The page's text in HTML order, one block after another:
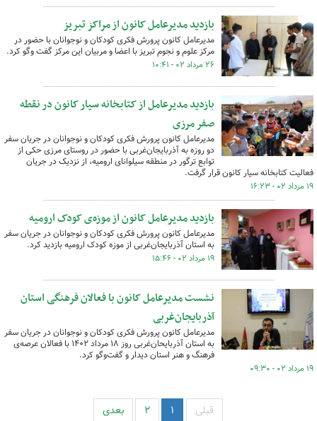
بازدید مدیرعامل کانون از مراکز تبریز
مدیرعامل کانون پرورش فکری کودکان و نوجوانان با حضور در
مرکز علوم و نجوم تبریز با اعضا و مربیان این مرکز گفت وگو کرد.
۲۶ مرداد ۰۲ - ۱۰:۴۱
بازدید مدیرعامل از کتابخانه سیار کانون در نقطه
صفر مرزی
مدیرعامل کانون پرورش فکری کودکان و نوجوانان در جریان سفر
دو روزه به آذربایجان‌غربی با حضور در روستای مرزی حکی از
توابع ترگور در منطقه سیلوانای ارومیه، از نزدیک در جریان
فعالیت کتابخانه سیار کانون قرار گرفت.
۱۹ مرداد ۰۲ - ۱۶:۲۳
بازدید مدیرعامل کانون از موزه‌ی کودک ارومیه
مدیرعامل کانون پرورش فکری کودکان و نوجوانان در جریان سفر
به استان آذربایجان‌غربی از موزه کودک ارومیه بازدید کرد.
۱۹ مرداد ۰۲ - ۱۵:۴۶
نشست مدیرعامل کانون با فعالان فرهنگی استان
آذربایجان‌غربی
مدیرعامل کانون پرورش فکری کودکان و نوجوانان در جریان سفر
به استان آذربایحان‌غربی روز ۱۸ مرداد ۱۴۰۲ با فعالان عرصه‌ی
فرهنگ و هنر استان دیدار و گفت‌وگو کرد.
۱۹ مرداد ۰۲ - ۰۹:۳۰
قبلی ۱ ۲ بعدی